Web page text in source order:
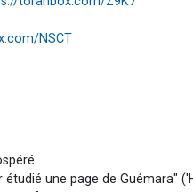
NSCT
une page de Guémara"